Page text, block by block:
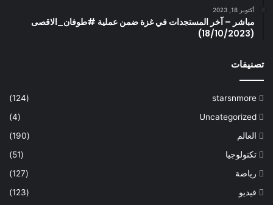
أكتوبر 18, 2023
مباشر – آخر المستجدات في غزة ضمن عملية #طوفان_الاقصى
(18/10/2023)
تصنيفات
starsnmore
(124)
Uncategorized
(4)
العالم
(190)
تكنولوجيا
(51)
رياضة
(127)
فيديو
(123)